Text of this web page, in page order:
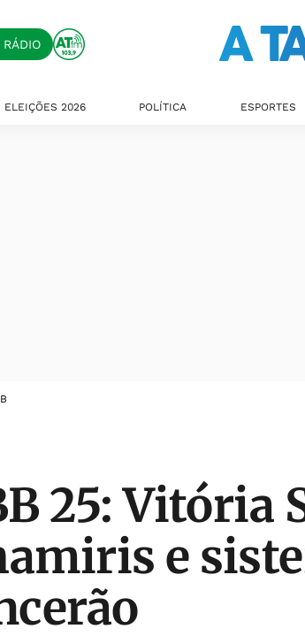
RÁDIO
ELEIÇÕES 2026 POLÍTICA ESPORTES
25: Vitória
e